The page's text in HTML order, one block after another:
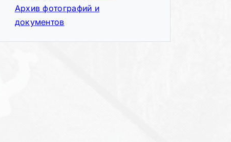
Архив фотографий и
документов